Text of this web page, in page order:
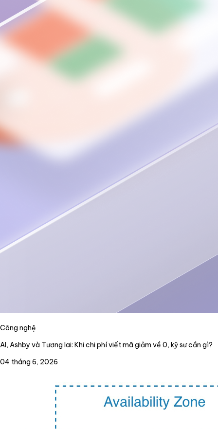
Công nghệ
AI, Ashby và Tương lai: Khi chi phí viết mã giảm về 0, kỹ sư cần gì?
04 tháng 6, 2026